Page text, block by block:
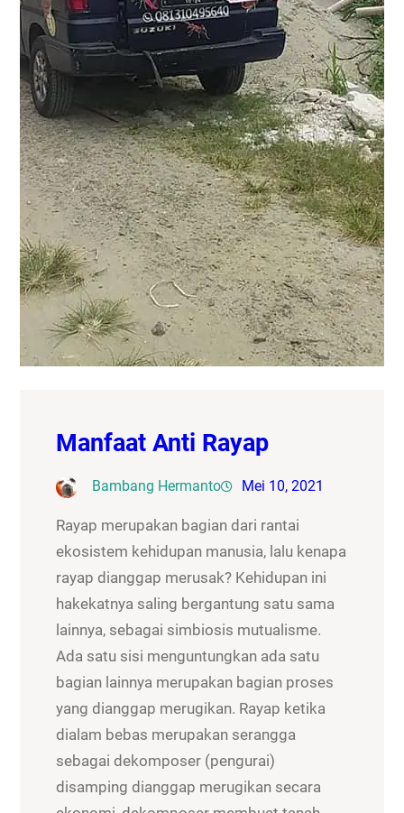
Manfaat Anti Rayap
Bambang Hermanto Mei 10, 2021
Rayap merupakan bagian dari rantai
ekosistem kehidupan manusia, lalu kenapa
rayap dianggap merusak? Kehidupan ini
hakekatnya saling bergantung satu sama
lainnya, sebagai simbiosis mutualisme.
Ada satu sisi menguntungkan ada satu
bagian lainnya merupakan bagian proses
yang dianggap merugikan. Rayap ketika
dialam bebas merupakan serangga
sebagai dekomposer (pengurai)
disamping dianggap merugikan secara